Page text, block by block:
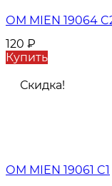
ОМ MIEN 19064
120 ₽
Купить
Скидка!
ОМ MIEN 19061 C1